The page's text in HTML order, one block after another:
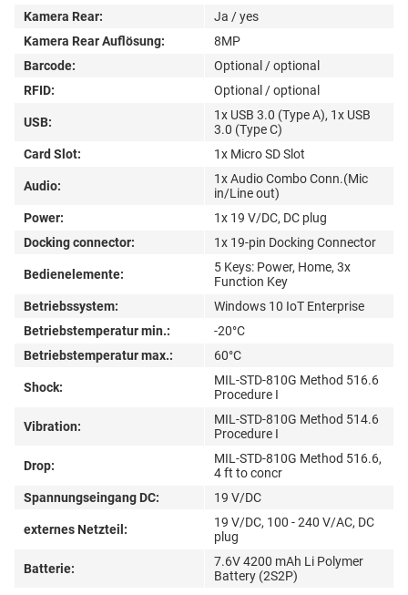
Kamera Rear:
Ja / yes
Kamera Rear Auflösung:
8MP
Barcode:
Optional / optional
RFID:
Optional / optional
USB:
1x USB 3.0 (Type A), 1x USB
3.0 (Type C)
Card Slot:
1x Micro SD Slot
Audio:
1x Audio Combo Conn.(Mic
in/Line out)
Power:
1x 19 V/DC, DC plug
Docking connector:
1x 19-pin Docking Connector
Bedienelemente:
5 Keys: Power, Home, 3x
Function Key
Betriebssystem:
Windows 10 IoT Enterprise
Betriebstemperatur min.:
-20°C
Betriebstemperatur max.:
60°C
Shock:
MIL-STD-810G Method 516.6
Procedure I
Vibration:
MIL-STD-810G Method 514.6
Procedure I
Drop:
MIL-STD-810G Method 516.6,
4 ft to concr
Spannungseingang DC:
19 V/DC
externes Netzteil:
19 V/DC, 100 - 240 V/AC, DC
plug
Batterie:
7.6V 4200 mAh Li Polymer
Battery (2S2P)